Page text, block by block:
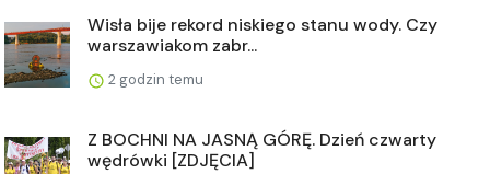
Wisła bije rekord niskiego stanu wody. Czy
warszawiakom zabr...
2 godzin temu
Z BOCHNI NA JASNĄ GÓRĘ. Dzień czwarty
wędrówki [ZDJĘCIA]